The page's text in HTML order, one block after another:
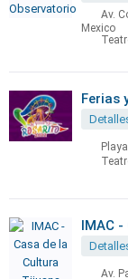
Av.
Mexico
Ferias
IMAC
Av.